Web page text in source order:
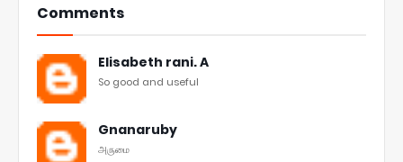
Comments
Elisabeth rani. A
So good and useful
Gnanaruby
அருமை